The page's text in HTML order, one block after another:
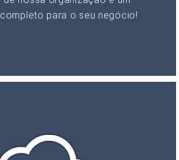
para o seu negócio!